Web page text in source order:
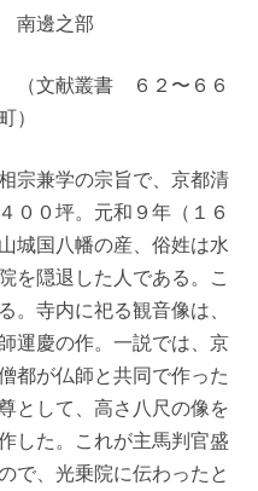
邊之部
文献叢書 ６２〜６６
）
宗兼学の宗旨で、京都清
００坪。元和９年（１６
城国八幡の産、俗姓は水
を隠退した人である。こ
。寺内に祀る観音像は、
運慶の作。一説では、京
都が仏師と共同で作った
として、高さ八尺の像を
した。これが主馬判官盛
で、光乗院に伝わったと